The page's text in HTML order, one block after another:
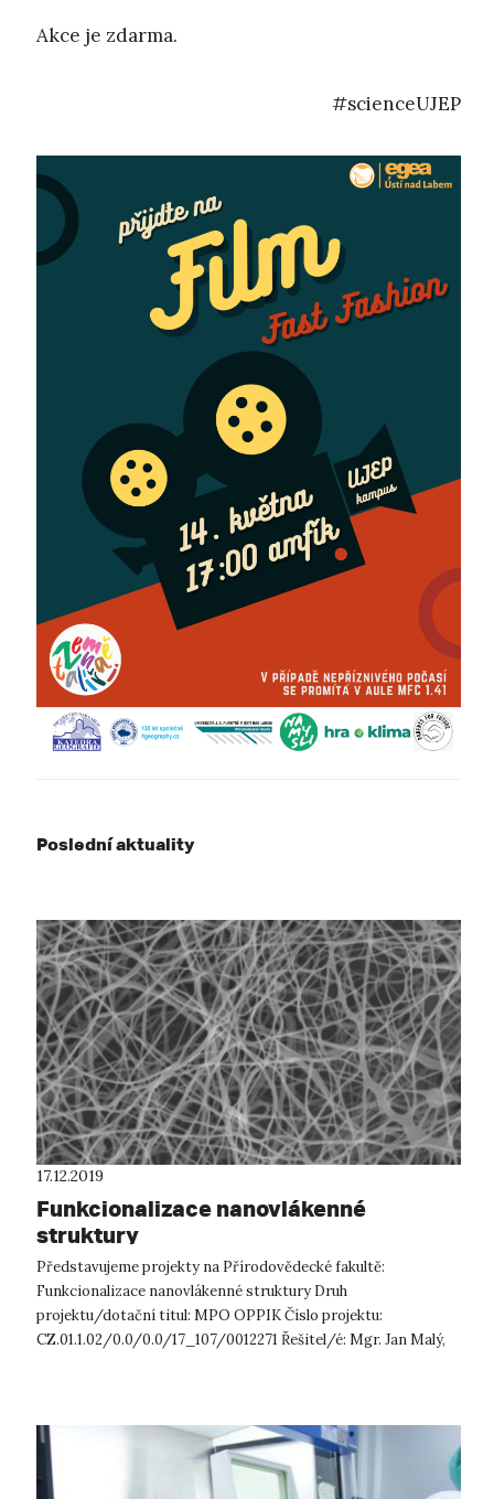
Akce je zdarma.
#scienceUJEP
Poslední aktuality
17.12.2019
Funkcionalizace nanovlákenné
struktury
Představujeme projekty na Přírodovědecké fakultě:
Funkcionalizace nanovlákenné struktury Druh
projektu/dotační titul: MPO OPPIK Číslo projektu:
CZ.01.1.02/0.0/0.0/17_107/0012271 Řešitel/é: Mgr. Jan Malý,